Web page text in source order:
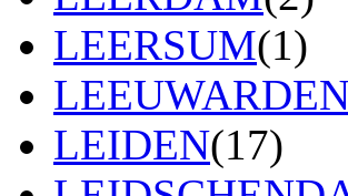
LEERSUM(1)
LEIDEN(17)